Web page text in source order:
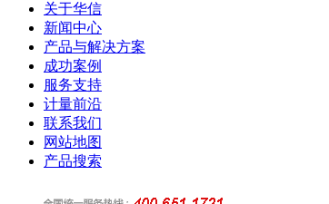
关于华信
新闻中心
产品与解决方案
成功案例
服务支持
计量前沿
联系我们
网站地图
产品搜索